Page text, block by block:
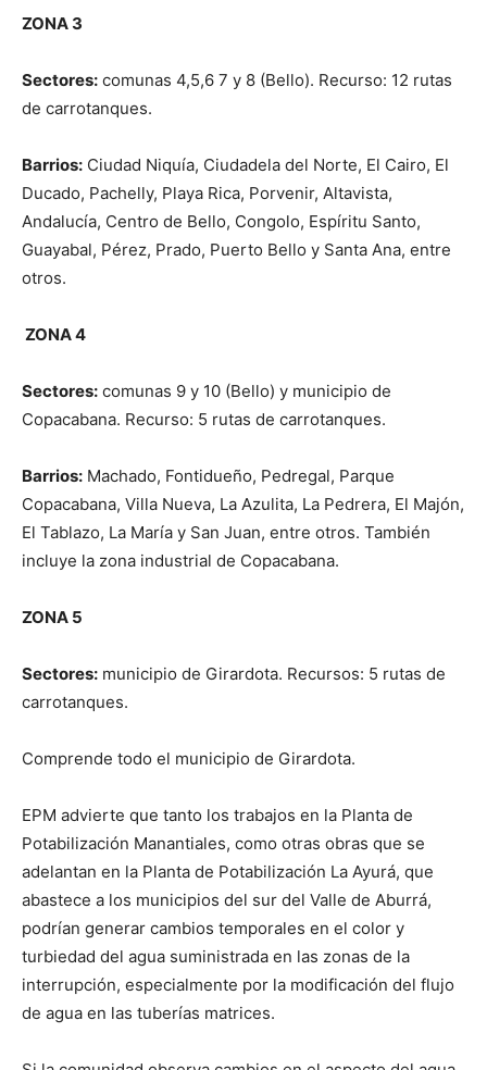
ZONA 3
Sectores: comunas 4,5,6 7 y 8 (Bello). Recurso: 12 rutas
de carrotanques.
Barrios: Ciudad Niquía, Ciudadela del Norte, El Cairo, El
Ducado, Pachelly, Playa Rica, Porvenir, Altavista,
Andalucía, Centro de Bello, Congolo, Espíritu Santo,
Guayabal, Pérez, Prado, Puerto Bello y Santa Ana, entre
otros.
ZONA 4
Sectores: comunas 9 y 10 (Bello) y municipio de
Copacabana. Recurso: 5 rutas de carrotanques.
Barrios: Machado, Fontidueño, Pedregal, Parque
Copacabana, Villa Nueva, La Azulita, La Pedrera, El Majón,
El Tablazo, La María y San Juan, entre otros. También
incluye la zona industrial de Copacabana.
ZONA 5
Sectores: municipio de Girardota. Recursos: 5 rutas de
carrotanques.
Comprende todo el municipio de Girardota.
EPM advierte que tanto los trabajos en la Planta de
Potabilización Manantiales, como otras obras que se
adelantan en la Planta de Potabilización La Ayurá, que
abastece a los municipios del sur del Valle de Aburrá,
podrían generar cambios temporales en el color y
turbiedad del agua suministrada en las zonas de la
interrupción, especialmente por la modificación del flujo
de agua en las tuberías matrices.